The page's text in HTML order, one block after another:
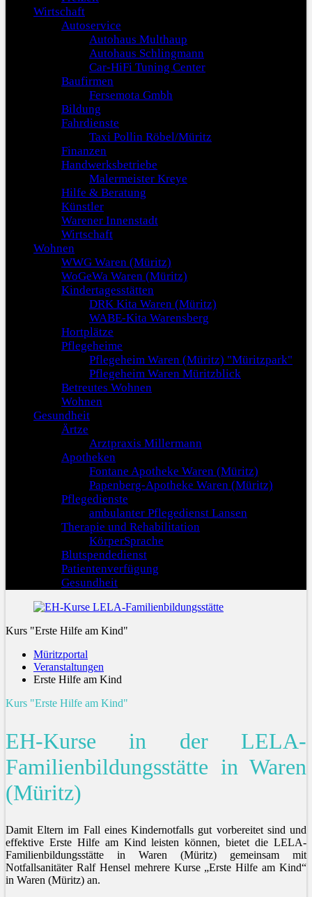
Wirtschaft
Autoservice
Autohaus Multhaup
Autohaus Schlingmann
Car-HiFi Tuning Center
Baufirmen
Fersemota Gmbh
Bildung
Fahrdienste
Taxi Pollin Röbel/Müritz
Finanzen
Handwerksbetriebe
Malermeister Kreye
Hilfe & Beratung
Künstler
Warener Innenstadt
Wirtschaft
Wohnen
WWG Waren (Müritz)
WoGeWa Waren (Müritz)
Kindertagesstätten
DRK Kita Waren (Müritz)
WABE-Kita Warensberg
Hortplätze
Pflegeheime
Pflegeheim Waren (Müritz) "Müritzpark"
Pflegeheim Waren Müritzblick
Betreutes Wohnen
Wohnen
Gesundheit
Ärtze
Arztpraxis Millermann
Apotheken
Fontane Apotheke Waren (Müritz)
Papenberg-Apotheke Waren (Müritz)
Pflegedienste
ambulanter Pflegedienst Lansen
Therapie und Rehabilitation
KörperSprache
Blutspendedienst
Patientenverfügung
Gesundheit
Kurs "Erste Hilfe am Kind"
Müritzportal
Veranstaltungen
Erste Hilfe am Kind
Kurs "Erste Hilfe am Kind"
EH-Kurse in der LELA-
Familienbildungsstätte in Waren
(Müritz)
Damit Eltern im Fall eines Kindernotfalls gut vorbereitet sind und
effektive Erste Hilfe am Kind leisten können, bietet die LELA-
Familienbildungsstätte in Waren (Müritz) gemeinsam mit
Notfallsanitäter Ralf Hensel mehrere Kurse „Erste Hilfe am Kind“
in Waren (Müritz) an.